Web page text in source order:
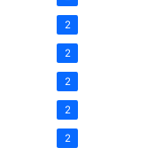
2
2
2
2
2